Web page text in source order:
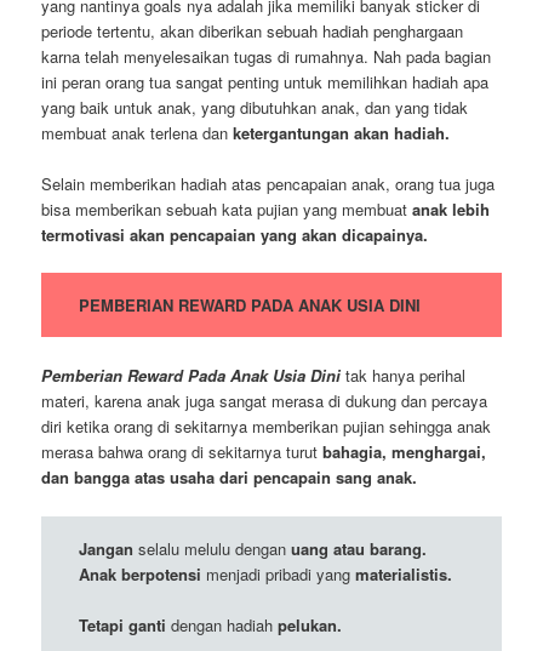
yang nantinya goals nya adalah jika memiliki banyak sticker di
periode tertentu, akan diberikan sebuah hadiah penghargaan
karna telah menyelesaikan tugas di rumahnya. Nah pada bagian
ini peran orang tua sangat penting untuk memilihkan hadiah apa
yang baik untuk anak, yang dibutuhkan anak, dan yang tidak
membuat anak terlena danketergantungan akan hadiah.
Selain memberikan hadiah atas pencapaian anak, orang tua juga
bisa memberikan sebuah kata pujian yang membuatanak lebih
termotivasi akan pencapaian yang akan dicapainya.
PEMBERIAN REWARD PADA ANAK USIA DINI
Pemberian Reward Pada Anak Usia Dini tak hanya perihal
materi, karena anak juga sangat merasa di dukung dan percaya
diri ketika orang di sekitarnya memberikan pujian sehingga anak
merasa bahwa orang di sekitarnya turutbahagia, menghargai,
dan bangga atas usaha dari pencapain sang anak.
Jangan selalu melulu denganuang atau barang.
Anak berpotensi menjadi pribadi yang materialistis.
Tetapi ganti dengan hadiahpelukan.